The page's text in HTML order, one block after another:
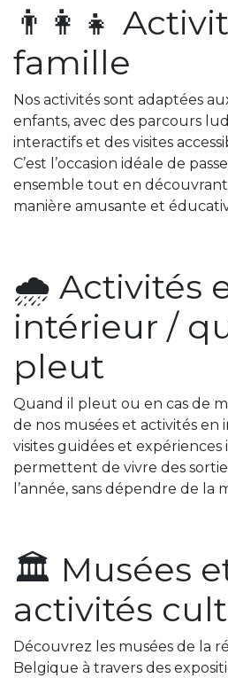
👨‍👩‍👧
famille
Nos activités sont adaptées
enfants, avec des parcours
interactifs et des visites
C’est l’occasion idéale de
ensemble tout en
manière amusante et
🌧️ Activités
intérieur /
pleut
Quand il pleut ou en cas de
de nos musées et activités en
visites guidées et expériences
permettent de vivre des
l’année, sans dépendre de la
🏛️ Musées
activités
Découvrez les musées de la
Belgique à travers des